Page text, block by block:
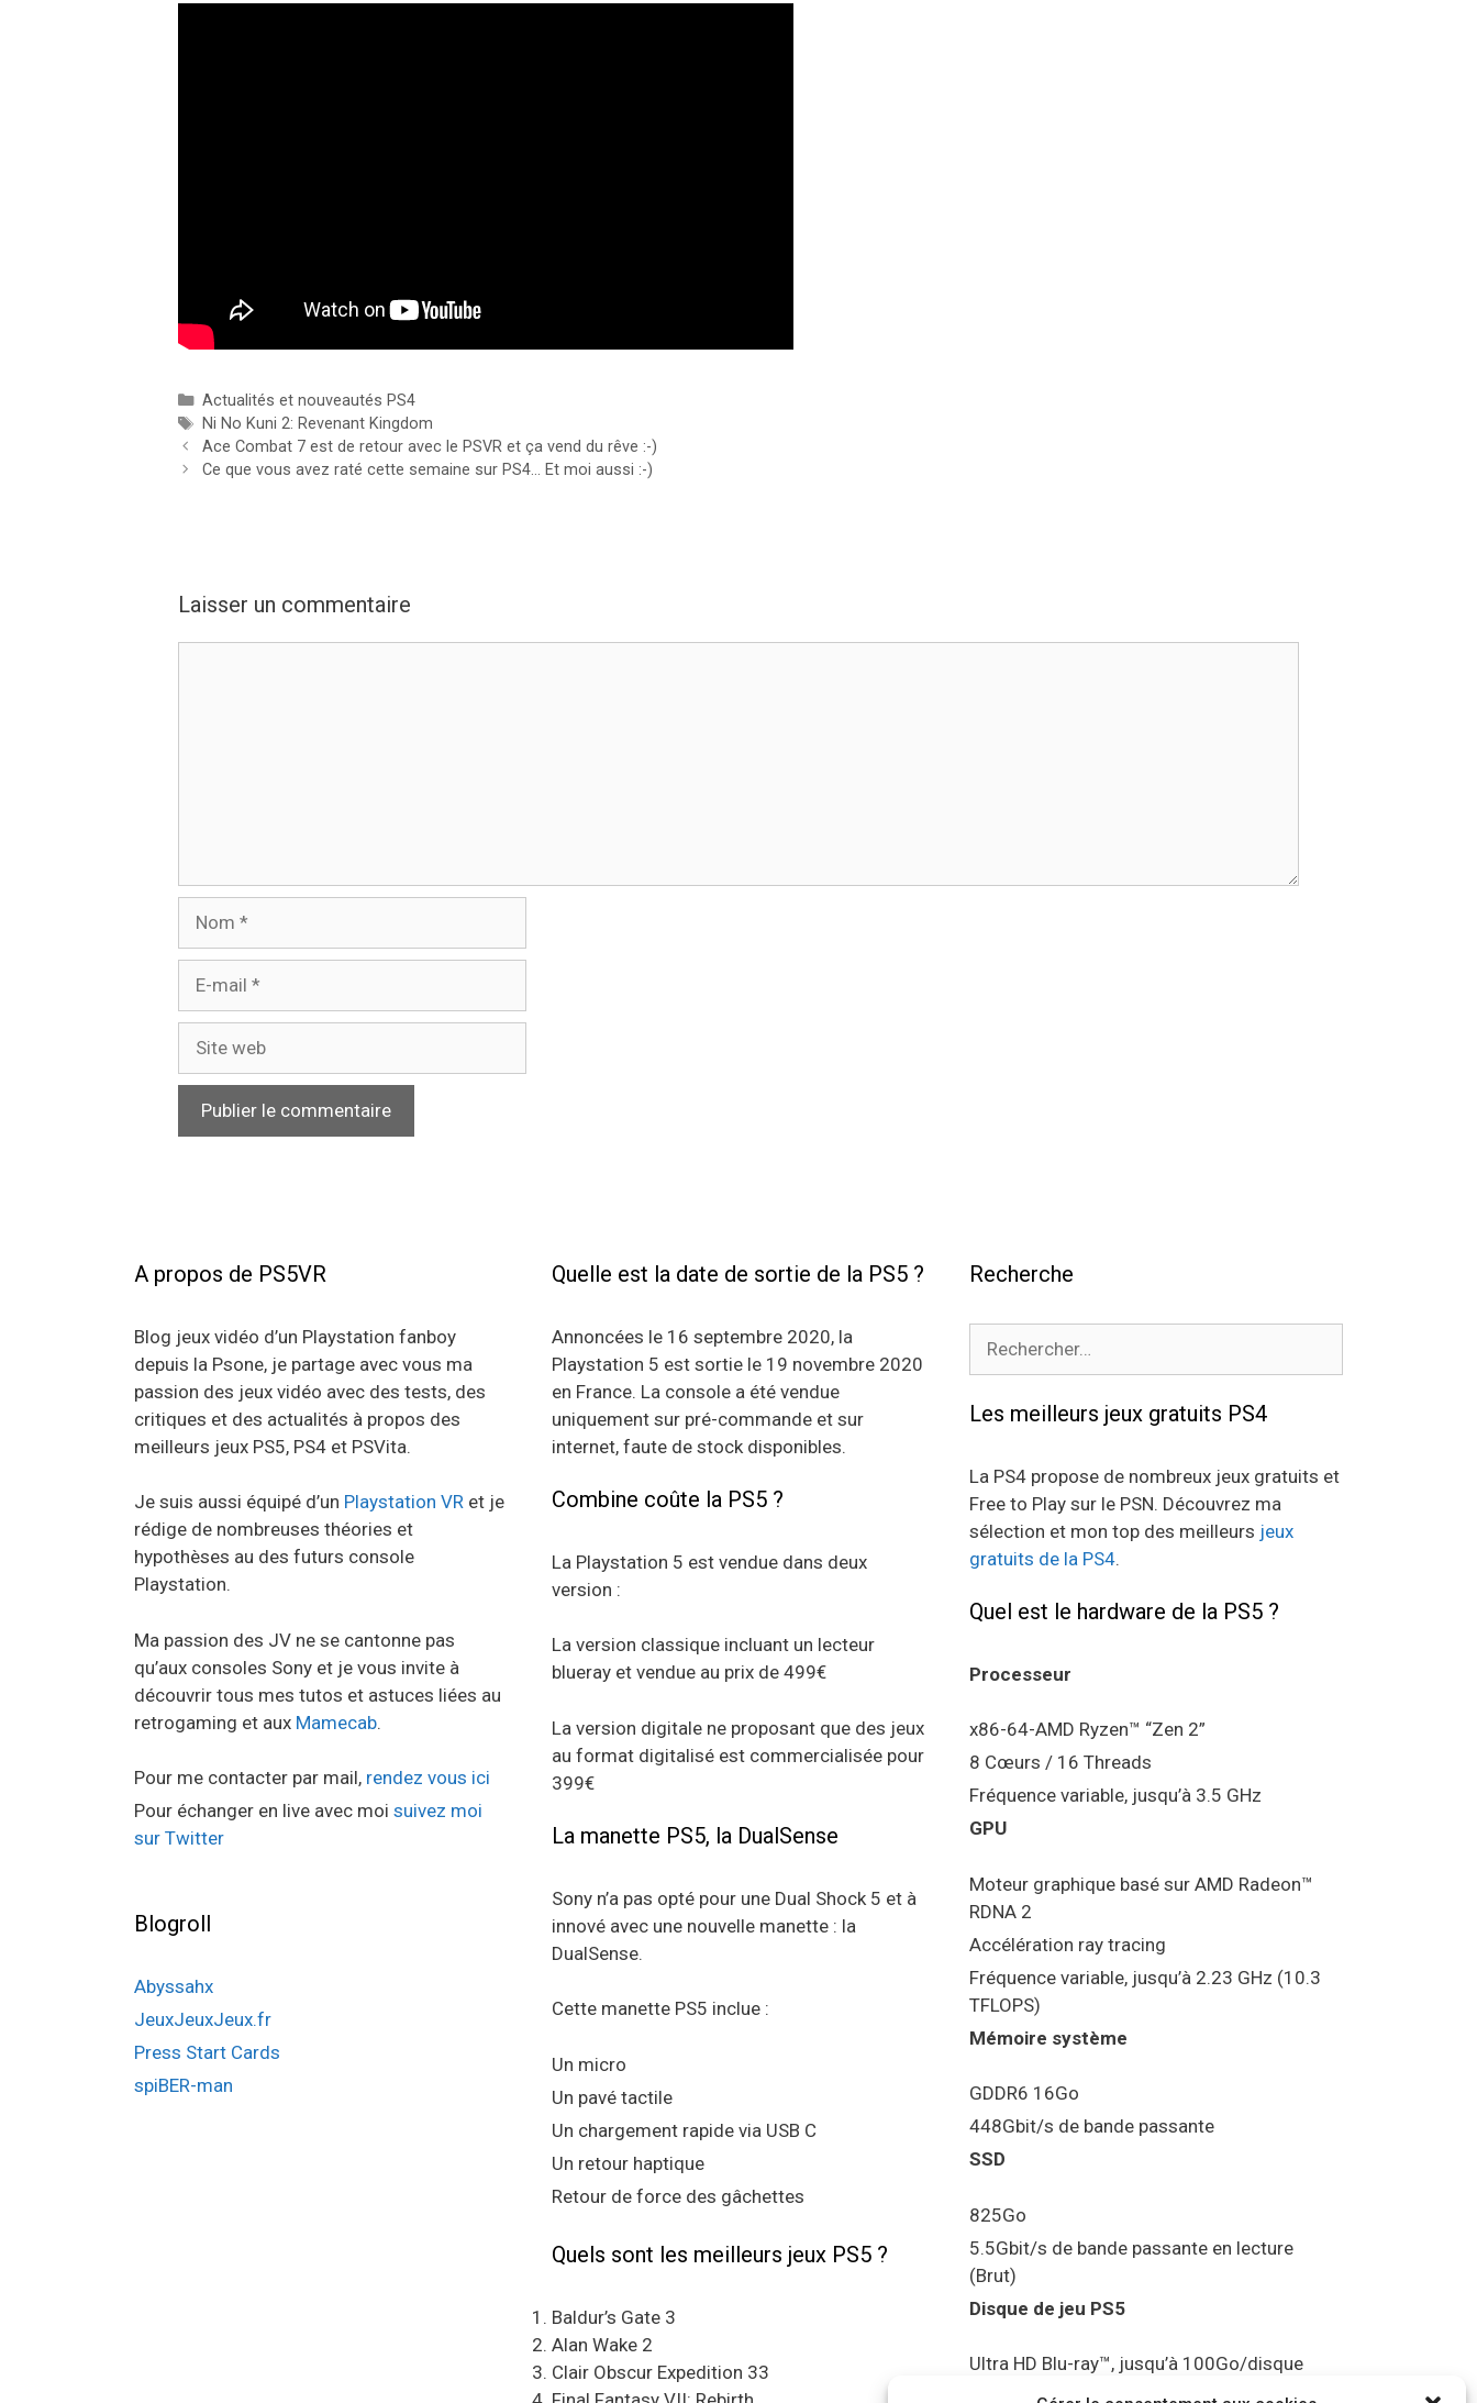
Catégories
Actualités et nouveautés PS4
Étiquettes
Ni No Kuni 2: Revenant Kingdom
Ace Combat 7 est de retour avec le PSVR et ça vend du rêve :-)
Ce que vous avez raté cette semaine sur PS4… Et moi aussi :-)
Laisser un commentaire
mail
web
A propos de PS5VR
Blog jeux vidéo d’un Playstation fanboy
depuis la Psone, je partage avec vous ma
passion des jeux vidéo avec des tests, des
critiques et des actualités à propos des
meilleurs jeux PS5, PS4 et PSVita.
Je suis aussi équipé d’un Playstation VR et je
rédige de nombreuses théories et
hypothèses au des futurs console
Playstation.
Ma passion des JV ne se cantonne pas
qu’aux consoles Sony et je vous invite à
découvrir tous mes tutos et astuces liées au
retrogaming et aux Mamecab.
Pour me contacter par mail, rendez vous ici
Pour échanger en live avec moi suivez moi
sur Twitter
Blogroll
Abyssahx
JeuxJeuxJeux.fr
Press Start Cards
spiBER-man
Quelle est la date de sortie de la PS5 ?
Annoncées le 16 septembre 2020, la
Playstation 5 est sortie le 19 novembre 2020
en France. La console a été vendue
uniquement sur pré-commande et sur
internet, faute de stock disponibles.
Combine coûte la PS5 ?
La Playstation 5 est vendue dans deux
version :
La version classique incluant un lecteur
blueray et vendue au prix de 499€
La version digitale ne proposant que des jeux
au format digitalisé est commercialisée pour
399€
La manette PS5, la DualSense
Sony n’a pas opté pour une Dual Shock 5 et à
innové avec une nouvelle manette : la
DualSense.
Cette manette PS5 inclue :
Un micro
Un pavé tactile
Un chargement rapide via USB C
Un retour haptique
Retour de force des gâchettes
Quels sont les meilleurs jeux PS5 ?
Baldur’s Gate 3
Alan Wake 2
Clair Obscur Expedition 33
Recherche
Les meilleurs jeux gratuits PS4
La PS4 propose de nombreux jeux gratuits et
Free to Play sur le PSN. Découvrez ma
sélection et mon top des meilleurs jeux
gratuits de la PS4.
Quel est le hardware de la PS5 ?
Processeur
x86-64-AMD Ryzen™ “Zen 2”
8 Cœurs / 16 Threads
Fréquence variable, jusqu’à 3.5 GHz
GPU
Moteur graphique basé sur AMD Radeon™
RDNA 2
Accélération ray tracing
Fréquence variable, jusqu’à 2.23 GHz (10.3
TFLOPS)
Mémoire système
GDDR6 16Go
448Gbit/s de bande passante
SSD
825Go
5.5Gbit/s de bande passante en lecture
(Brut)
Disque de jeu PS5
Ultra HD Blu-ray™, jusqu’à 100Go/disque
Sortie vidéo